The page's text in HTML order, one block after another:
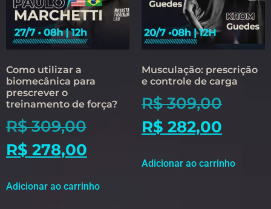
Como utilizar a
biomecânica para
prescrever o
treinamento de força?
R$309,00
R$ 278,00
Adicionar ao carrinho
Musculação: prescrição
e controle de carga
R$309,00
R$ 282,00
Adicionar ao carrinho